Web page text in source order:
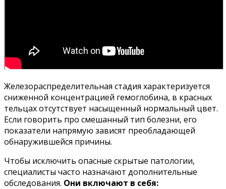
Железораспределительная стадия характеризуется
сниженной концентрацией гемоглобина, в красных
тельцах отсутствует насыщенный нормальный цвет.
Если говорить про смешанный тип болезни, его
показатели напрямую зависят преобладающей
обнаружившейся причины.
Чтобы исключить опасные скрытые патологии,
специалисты часто назначают дополнительные
обследования. Они включают в себя: